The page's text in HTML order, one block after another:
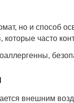
но и способ
часто
внешним